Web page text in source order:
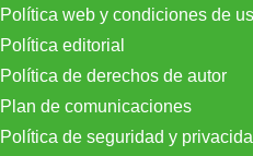
Política web y condiciones de
Política editorial
Política de derechos de autor
Plan de comunicaciones
Política de seguridad y